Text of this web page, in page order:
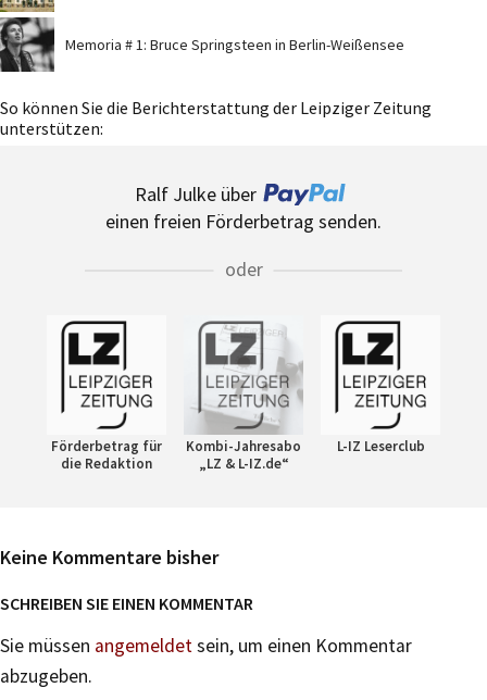
Memoria # 1: Bruce Springsteen in Berlin-Weißensee
So können Sie die Berichterstattung der Leipziger Zeitung
unterstützen:
Ralf Julke über
einen freien Förderbetrag senden.
oder
Förderbetrag für
die Redaktion
Kombi-Jahresabo
„LZ & L-IZ.de“
L-IZ Leserclub
Keine Kommentare bisher
SCHREIBEN SIE EINEN KOMMENTAR
Sie müssen angemeldetsein, um einen Kommentar
abzugeben.